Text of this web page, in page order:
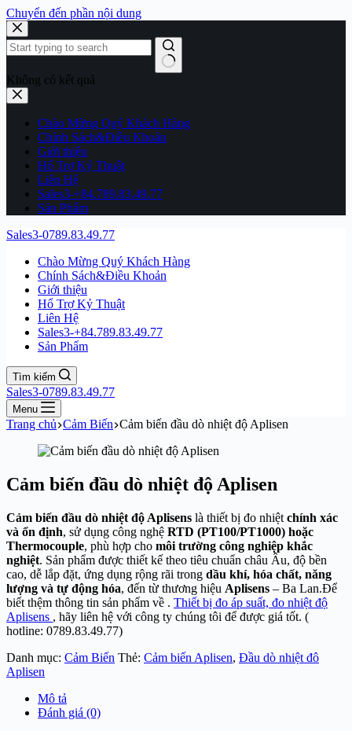
Chuyển đến phần nội dung
Không có kết quả
Chào Mừng Quý Khách Hàng
Chính Sách&Điều Khoản
Giới thiệu
Hổ Trợ Kỷ Thuật
Liên Hệ
Sales3-+84.789.83.49.77
Sản Phẩm
Sales3-0789.83.49.77
Chào Mừng Quý Khách Hàng
Chính Sách&Điều Khoản
Giới thiệu
Hổ Trợ Kỷ Thuật
Liên Hệ
Sales3-+84.789.83.49.77
Sản Phẩm
Tìm kiếm
Sales3-0789.83.49.77
Menu
Trang chủ Cảm Biến Cảm biến đầu dò nhiệt độ Aplisen
Cảm biến đầu dò nhiệt độ Aplisen
Cảm biến đầu dò nhiệt độ Aplisens là thiết bị đo nhiệt chính xác
và ổn định, sử dụng công nghệ RTD (PT100/PT1000) hoặc
Thermocouple, phù hợp cho môi trường công nghiệp khắc
nghiệt. Sản phẩm được thiết kế theo tiêu chuẩn châu Âu, độ bền
cao, dễ lắp đặt, ứng dụng rộng rãi trong dầu khí, hóa chất, năng
lượng và tự động hóa, đến từ thương hiệu Aplisens – Ba Lan.Để
biết thệm thông tin sản phẩm về . Thiết bị đo áp suất, đo nhiệt độ
Aplisens , hãy liên hệ với công ty chúng tôi để được giá tốt. (
hotline: 0789.83.49.77)
Danh mục: Cảm Biến Thẻ: Cảm biến Aplisen, Đầu dò nhiệt đô
Aplisen
Mô tả
Đánh giá (0)